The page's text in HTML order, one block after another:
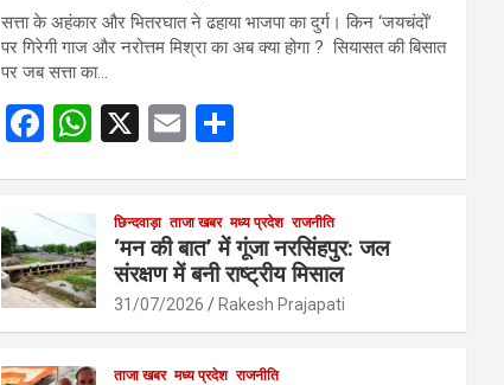
सत्ता के अहंकार और भितरघात ने ढहाया भाजपा का दुर्ग। किन ‘जयचंदों’
पर गिरेगी गाज और नरोत्तम मिश्रा का अब क्या होगा ? सियासत की बिसात
पर जब सत्ता का…
F
b
o
o
W
s
A
p
X
E
e
छिन्दवाड़ा ताजा खबर मध्य प्रदेश राजनीति
‘मन की बात’ में गूंजा नरसिंहपुर: जल
संरक्षण में बनी राष्ट्रीय मिसाल
31/07/2026 Rakesh Prajapati
ताजा खबर मध्य प्रदेश राजनीति